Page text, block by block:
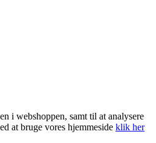
i webshoppen, samt til at analysere
at bruge vores hjemmeside klik her